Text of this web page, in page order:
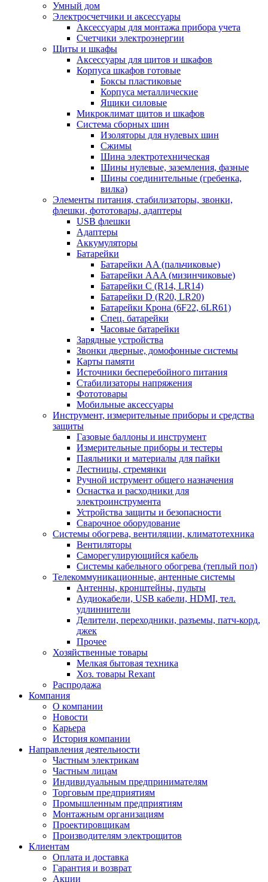
Умный дом
Электросчетчики и аксессуары
Аксессуары для монтажа прибора учета
Счетчики электроэнергии
Щиты и шкафы
Аксессуары для щитов и шкафов
Корпуса шкафов готовые
Боксы пластиковые
Корпуса металлические
Ящики силовые
Микроклимат щитов и шкафов
Система сборных шин
Изоляторы для нулевых шин
Сжимы
Шина электротехническая
Шины нулевые, заземления, фазные
Шины соединительные (гребенка,
вилка)
Элементы питания, стабилизаторы, звонки,
флешки, фототовары, адаптеры
USB флешки
Адаптеры
Аккумуляторы
Батарейки
Батарейки AA (пальчиковые)
Батарейки AAA (мизинчиковые)
Батарейки C (R14, LR14)
Батарейки D (R20, LR20)
Батарейки Крона (6F22, 6LR61)
Спец. батарейки
Часовые батарейки
Зарядные устройства
Звонки дверные, домофонные системы
Карты памяти
Источники бесперебойного питания
Стабилизаторы напряжения
Фототовары
Мобильные аксессуары
Инструмент, измерительные приборы и средства
защиты
Газовые баллоны и инструмент
Измерительные приборы и тестеры
Паяльники и материалы для пайки
Лестницы, стремянки
Ручной иструмент общего назначения
Оснастка и расходники для
электроинструмента
Устройства защиты и безопасности
Сварочное оборудование
Системы обогрева, вентиляции, климатотехника
Вентиляторы
Саморегулирующийся кабель
Системы кабельного обогрева (теплый пол)
Телекоммуникационные, антенные системы
Антенны, кронштейны, пульты
Аудиокабели, USB кабели, HDMI, тел.
удлиннители
Делители, переходники, разъемы, патч-корд,
джек
Прочее
Хозяйственные товары
Мелкая бытовая техника
Хоз. товары Rexant
Распродажа
Компания
О компании
Новости
Карьера
История компании
Направления деятельности
Частным электрикам
Частным лицам
Индивидуальным предпринимателям
Торговым предприятиям
Промышленным предприятиям
Монтажным организациям
Проектировщикам
Производителям электрощитов
Клиентам
Оплата и доставка
Гарантия и возврат
Акции